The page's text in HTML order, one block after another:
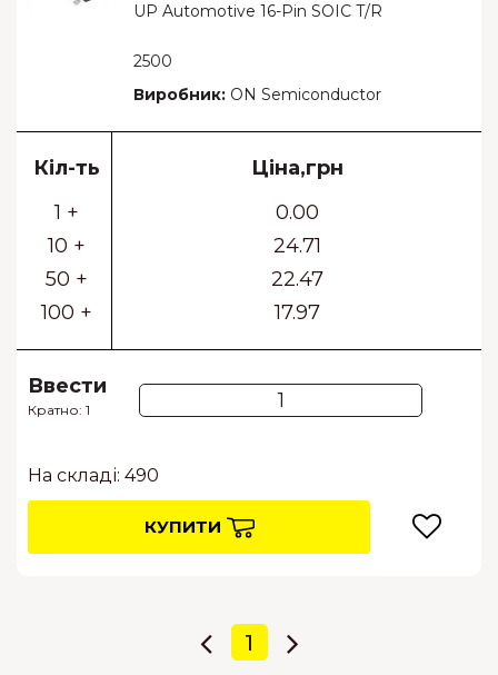
UP Automotive 16-Pin SOIC T/R
2500
Виробник: ON Semiconductor
Кіл-ть
1 +
10 +
50 +
100 +
Ціна,грн
0.00
24.71
22.47
17.97
Ввести
Кратно: 1
На складі: 490
КУПИТИ
1